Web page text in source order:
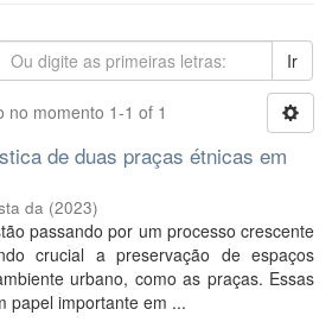
Ir
no momento 1-1 of 1
de duas praças étnicas em
da (2023)
passando por um processo crescente
crucial a preservação de espaços
urbano, como as praças. Essas
papel importante em ...